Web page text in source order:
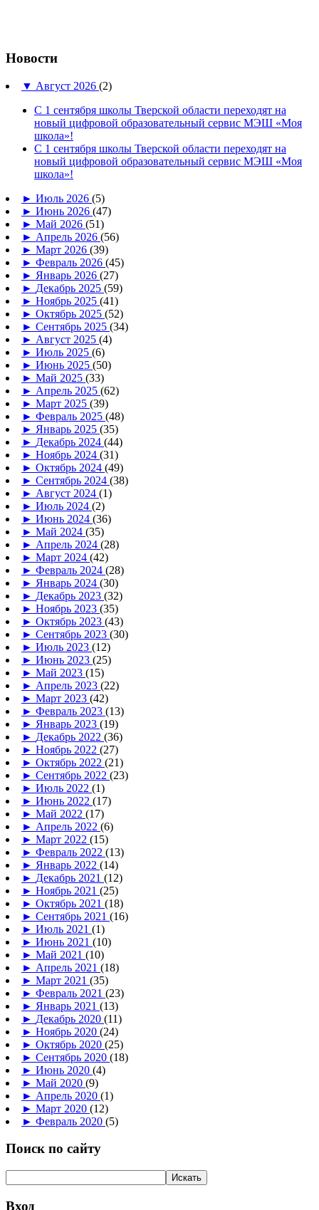
Новости
▼ Август 2026 (2)
С 1 сентября школы Тверской области переходят на
новый цифровой образовательный сервис МЭШ «Моя
школа»!
С 1 сентября школы Тверской области переходят на
новый цифровой образовательный сервис МЭШ «Моя
школа»!
► Июль 2026 (5)
► Июнь 2026 (47)
► Май 2026 (51)
► Апрель 2026 (56)
► Март 2026 (39)
► Февраль 2026 (45)
► Январь 2026 (27)
► Декабрь 2025 (59)
► Ноябрь 2025 (41)
► Октябрь 2025 (52)
► Сентябрь 2025 (34)
► Август 2025 (4)
► Июль 2025 (6)
► Июнь 2025 (50)
► Май 2025 (33)
► Апрель 2025 (62)
► Март 2025 (39)
► Февраль 2025 (48)
► Январь 2025 (35)
► Декабрь 2024 (44)
► Ноябрь 2024 (31)
► Октябрь 2024 (49)
► Сентябрь 2024 (38)
► Август 2024 (1)
► Июль 2024 (2)
► Июнь 2024 (36)
► Май 2024 (35)
► Апрель 2024 (28)
► Март 2024 (42)
► Февраль 2024 (28)
► Январь 2024 (30)
► Декабрь 2023 (32)
► Ноябрь 2023 (35)
► Октябрь 2023 (43)
► Сентябрь 2023 (30)
► Июль 2023 (12)
► Июнь 2023 (25)
► Май 2023 (15)
► Апрель 2023 (22)
► Март 2023 (42)
► Февраль 2023 (13)
► Январь 2023 (19)
► Декабрь 2022 (36)
► Ноябрь 2022 (27)
► Октябрь 2022 (21)
► Сентябрь 2022 (23)
► Июль 2022 (1)
► Июнь 2022 (17)
► Май 2022 (17)
► Апрель 2022 (6)
► Март 2022 (15)
► Февраль 2022 (13)
► Январь 2022 (14)
► Декабрь 2021 (12)
► Ноябрь 2021 (25)
► Октябрь 2021 (18)
► Сентябрь 2021 (16)
► Июль 2021 (1)
► Июнь 2021 (10)
► Май 2021 (10)
► Апрель 2021 (18)
► Март 2021 (35)
► Февраль 2021 (23)
► Январь 2021 (13)
► Декабрь 2020 (11)
► Ноябрь 2020 (24)
► Октябрь 2020 (25)
► Сентябрь 2020 (18)
► Июнь 2020 (4)
► Май 2020 (9)
► Апрель 2020 (1)
► Март 2020 (12)
► Февраль 2020 (5)
Поиск по сайту
Вход